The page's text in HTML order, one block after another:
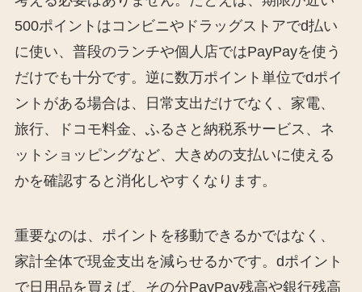
500ポイントはコンビニやドラッグストアでd払い
に使い、普段のランチや個人店ではPayPayを使う
だけでも十分です。逆に数万ポイント単位でdポイ
ントがある場合は、日常支出だけでなく、家電、
旅行、ドコモ料金、ふるさと納税系サービス、ネ
ットショッピングなど、大きめの支払いに使える
かを確認すると消化しやすくなります。
重要なのは、ポイントを移動できるかではなく、
家計全体で現金支出を減らせるかです。dポイント
で日用品を買えば、その分PayPay残高や銀行残高